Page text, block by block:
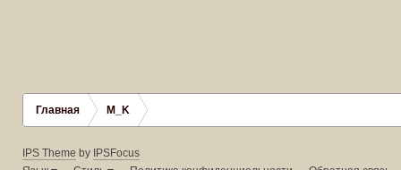
Главная M_K
IPS Theme by IPSFocus